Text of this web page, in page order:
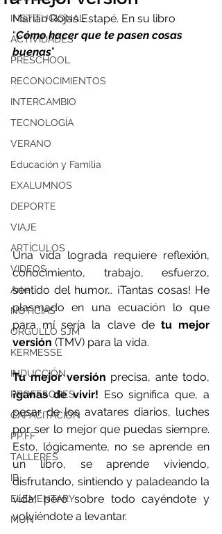
INSTITUCIONAL
ACTIVIDADES
PRESCHOOL
RECONOCIMIENTOS
INTERCAMBIO
TECNOLOGÍA
VERANO
Educación y Familia
EXALUMNOS
DEPORTE
VIAJE
ARTÍCULOS
VIDEOS
Arte
NOTICIAS
ORGULLO SJM
KERMESSE
INDUCCIÓN
PROFESORES
CAPACITACIÓN
PP.FF
TALLERES
IB
ELEMENTARY
MUN
Marian Rojas Estapé. En su libro
“Cómo hacer que te pasen cosas
buenas”
Una vida lograda requiere reflexión,
conocimiento, trabajo, esfuerzo,
sentido del humor… ¡Tantas cosas! He
plasmado en una ecuación lo que
para mí sería la clave de tu mejor
versión (TMV) para la vida.
Tu mejor versión
¡ganas de vivir! Eso significa que, a
pesar de los avatares diarios, luches
por ser lo mejor que puedas siempre.
Esto, lógicamente, no se aprende en
un libro, se aprende viviendo,
disfrutando, sintiendo y paladeando la
vida, pero sobre todo cayéndote y
volviéndote a levantar.